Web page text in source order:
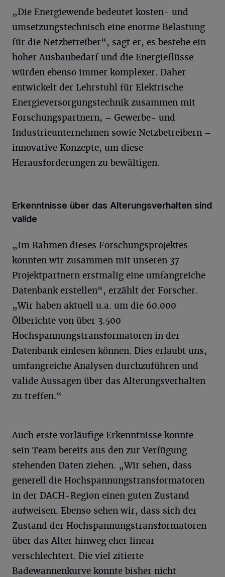
„Die Energiewende bedeutet kosten- und
umsetzungstechnisch eine enorme Belastung
für die Netzbetreiber“, sagt er, es bestehe ein
hoher Ausbaubedarf und die Energieflüsse
würden ebenso immer komplexer. Daher
entwickelt der Lehrstuhl für Elektrische
Energieversorgungstechnik zusammen mit
Forschungspartnern, – Gewerbe- und
Industrieunternehmen sowie Netzbetreibern –
innovative Konzepte, um diese
Herausforderungen zu bewältigen.
Erkenntnisse über das Alterungsverhalten sind
valide
„Im Rahmen dieses Forschungsprojektes
konnten wir zusammen mit unseren 37
Projektpartnern erstmalig eine umfangreiche
Datenbank erstellen“, erzählt der Forscher.
„Wir haben aktuell u.a. um die 60.000
Ölberichte von über 3.500
Hochspannungstransformatoren in der
Datenbank einlesen können. Dies erlaubt uns,
umfangreiche Analysen durchzuführen und
valide Aussagen über das Alterungsverhalten
zu treffen.“
Auch erste vorläufige Erkenntnisse konnte
sein Team bereits aus den zur Verfügung
stehenden Daten ziehen. „Wir sehen, dass
generell die Hochspannungstransformatoren
in der DACH-Region einen guten Zustand
aufweisen. Ebenso sehen wir, dass sich der
Zustand der Hochspannungstransformatoren
über das Alter hinweg eher linear
verschlechtert. Die viel zitierte
Badewannenkurve konnte bisher nicht